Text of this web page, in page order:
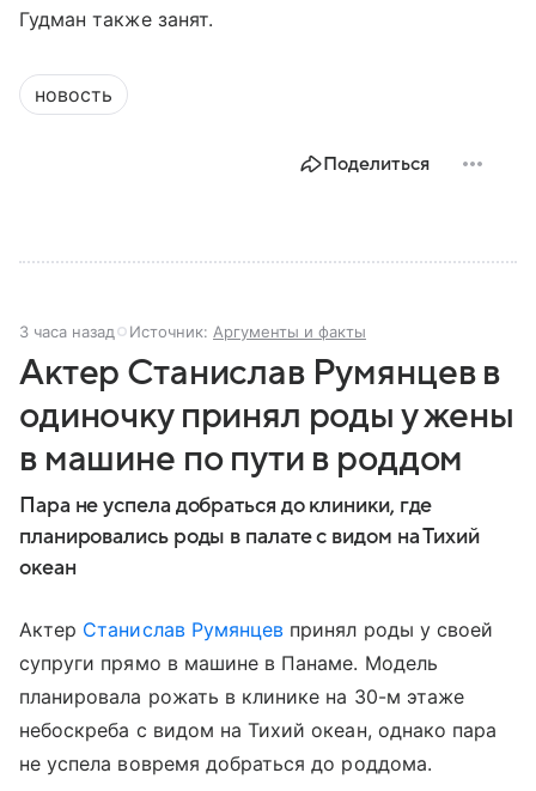
Гудман также занят.
новость
Поделиться
3 часа назад Источник: Аргументы и факты
Актер Станислав Румянцев в
одиночку принял роды у жены
в машине по пути в роддом
Пара не успела добраться до клиники, где
планировались роды в палате с видом на Тихий
океан
Актер Станислав Румянцев принял роды у своей
супруги прямо в машине в Панаме. Модель
планировала рожать в клинике на 30-м этаже
небоскреба с видом на Тихий океан, однако пара
не успела вовремя добраться до роддома.